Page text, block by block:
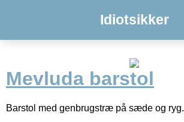
Idiotsikker
Mevluda barstol
Barstol med genbrugstræ på sæde og ryg.